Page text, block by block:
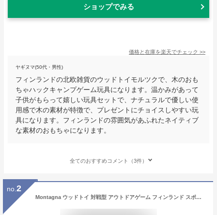
ショップでみる
価格と在庫を楽天でチェック >>
ヤギヌマ(50代・男性)
フィンランドの北欧雑貨のウッドトイモルツクで、木のおも
ちゃハックキャンプゲーム玩具になります。温かみがあって
子供がもらって嬉しい玩具セットで、ナチュラルで優しい使
用感で木の素材が特徴で、プレゼントにチョイスしやすい玩
具になります。フィンランドの雰囲気があふれたネイティブ
な素材のおもちゃになります。
全てのおすすめコメント（3件）
no. 2
Montagna ウッドトイ 対戦型 アウトドアゲーム フィンランド スポーツ モルック おもちゃ 遊具 HAC3208[送料無料(一部地域を除く)]